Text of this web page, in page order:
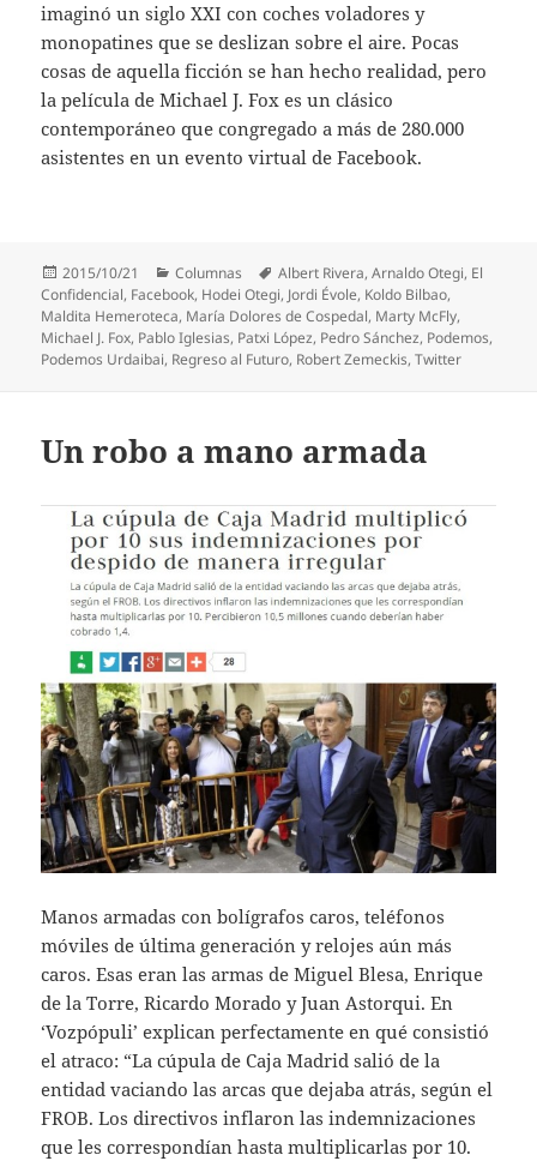
imaginó un siglo XXI con coches voladores y
monopatines que se deslizan sobre el aire. Pocas
cosas de aquella ficción se han hecho realidad, pero
la película de Michael J. Fox es un clásico
contemporáneo que congregado a más de 280.000
asistentes en un evento virtual de Facebook.
Publicado
el
2015/10/21 Categorías
Columnas Etiquetas
Albert Rivera,Arnaldo Otegi, El
Confidencial, Facebook, Hodei Otegi, Jordi Évole, Koldo Bilbao,
Maldita Hemeroteca, María Dolores de Cospedal, Marty McFly,
Michael J. Fox, Pablo Iglesias, Patxi López, Pedro Sánchez, Podemos,
Podemos Urdaibai, Regreso al Futuro, Robert Zemeckis,Twitter
Un robo a mano armada
Manos armadas con bolígrafos caros, teléfonos
móviles de última generación y relojes aún más
caros. Esas eran las armas de Miguel Blesa, Enrique
de la Torre, Ricardo Morado y Juan Astorqui. En
‘Vozpópuli’ explican perfectamente en qué consistió
el atraco: “La cúpula de Caja Madrid salió de la
entidad vaciando las arcas que dejaba atrás, según el
FROB. Los directivos inflaron las indemnizaciones
que les correspondían hasta multiplicarlas por 10.